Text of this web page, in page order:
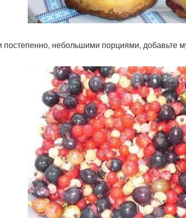
постепенно, небольшими порциями, добавьте